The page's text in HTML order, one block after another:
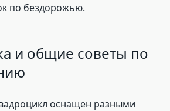
по бездорожью.
и общие советы по
оснащен разными